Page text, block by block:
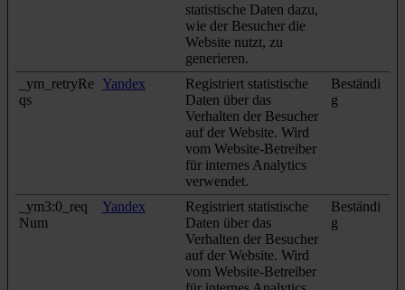
statistische Daten dazu,
wie der Besucher die
Website nutzt, zu
generieren.
_ym_retryRe
qs
Yandex
Registriert statistische
Daten über das
Verhalten der Besucher
auf der Website. Wird
vom Website-Betreiber
für internes Analytics
verwendet.
Beständi
g
_ym3:0_req
Num
Yandex
Registriert statistische
Daten über das
Verhalten der Besucher
auf der Website. Wird
vom Website-Betreiber
Beständi
g